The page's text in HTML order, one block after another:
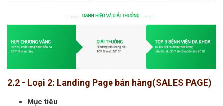
2.2 - Loại 2: Landing Page bán hàng(SALES PAGE)
Mục tiêu